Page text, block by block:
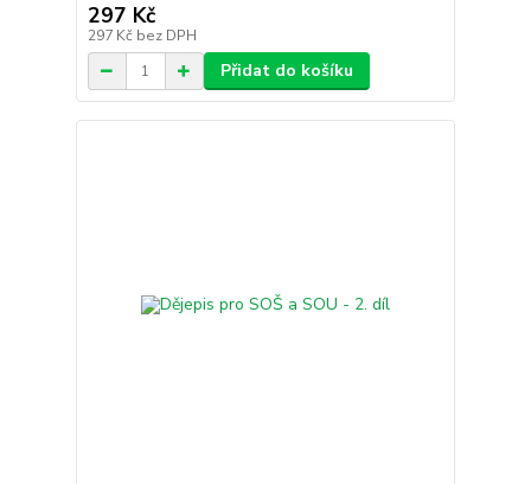
297 Kč
297 Kč bez DPH
Přidat do košíku